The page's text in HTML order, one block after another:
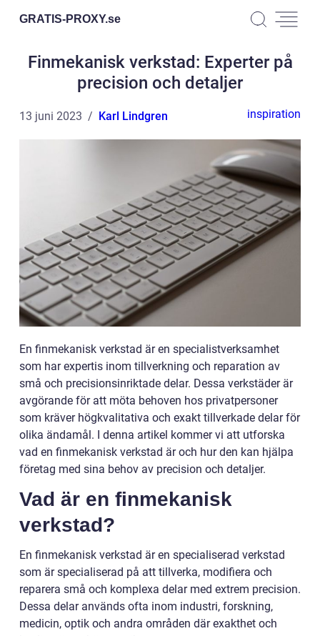
GRATIS-PROXY.se
Finmekanisk verkstad: Experter på
precision och detaljer
13 juni 2023 Karl Lindgren inspiration
En finmekanisk verkstad är en specialistverksamhet
som har expertis inom tillverkning och reparation av
små och precisionsinriktade delar. Dessa verkstäder är
avgörande för att möta behoven hos privatpersoner
som kräver högkvalitativa och exakt tillverkade delar för
olika ändamål. I denna artikel kommer vi att utforska
vad en finmekanisk verkstad är och hur den kan hjälpa
företag med sina behov av precision och detaljer.
Vad är en finmekanisk
verkstad?
En finmekanisk verkstad är en specialiserad verkstad
som är specialiserad på att tillverka, modifiera och
reparera små och komplexa delar med extrem precision.
Dessa delar används ofta inom industri, forskning,
medicin, optik och andra områden där exakthet och